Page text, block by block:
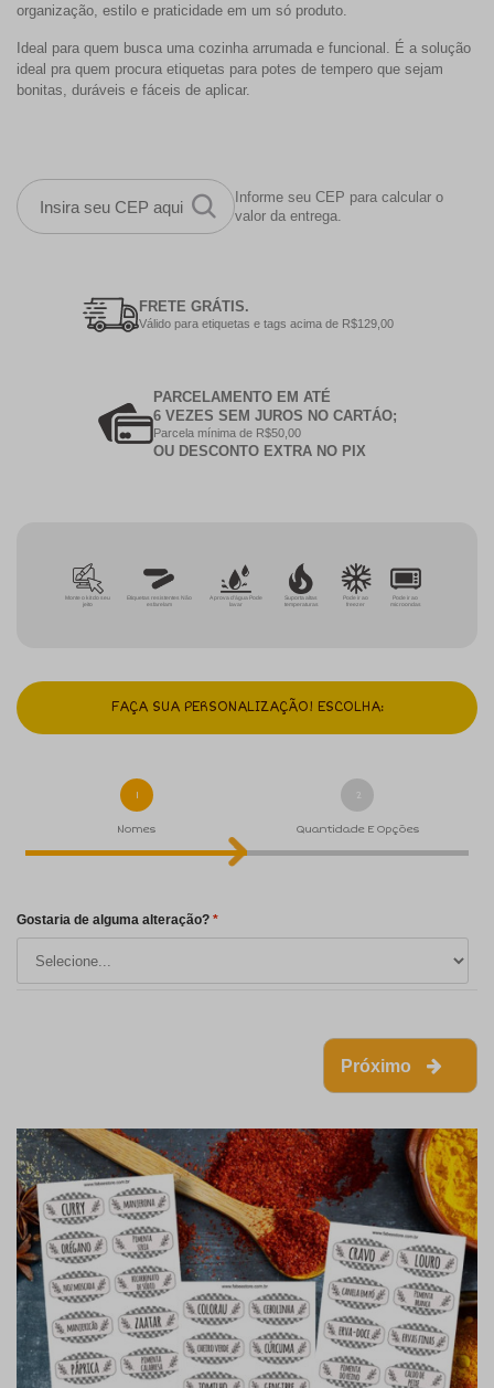
organização, estilo e praticidade em um só produto.
Ideal para quem busca uma cozinha arrumada e funcional. É a solução
ideal pra quem procura etiquetas para potes de tempero que sejam
bonitas, duráveis e fáceis de aplicar.
Informe seu CEP para calcular o
valor da entrega.
FRETE GRÁTIS.
Válido para etiquetas e tags acima de R$129,00
PARCELAMENTO EM ATÉ
6 VEZES SEM JUROS NO CARTÁO;
Parcela mínima de R$50,00
OU DESCONTO EXTRA NO PIX
Monte o kit do seu
jeito
Etiquetas resistentes Não
esfarelam
A prova d'água Pode
lavar
Suporta altas
temperaturas
Pode ir ao
freezer
Pode ir ao
microondas
FAÇA SUA PERSONALIZAÇÃO! ESCOLHA:
1
Nomes
2
Quantidade E Opções
Gostaria de alguma alteração? *
Próximo